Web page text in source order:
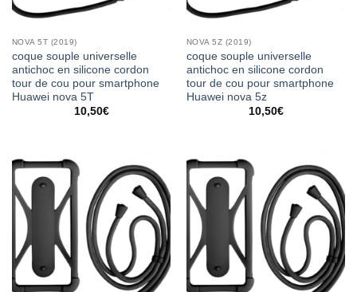
NOVA 5T (2019)
coque souple universelle
antichoc en silicone cordon
tour de cou pour smartphone
Huawei nova 5T
10,50€
NOVA 5Z (2019)
coque souple universelle
antichoc en silicone cordon
tour de cou pour smartphone
Huawei nova 5z
10,50€